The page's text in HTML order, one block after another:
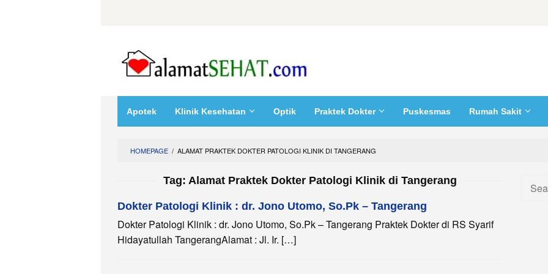
Apotek Klinik Kesehatan Optik Praktek Dokter Puskesmas Rumah Sakit
HOMEPAGE / ALAMAT PRAKTEK DOKTER PATOLOGI KLINIK DI TANGERANG
Tag: Alamat Praktek Dokter Patologi Klinik di Tangerang
Dokter Patologi Klinik : dr. Jono Utomo, So.Pk – Tangerang
Dokter Patologi Klinik : dr. Jono Utomo, So.Pk – Tangerang Praktek Dokter di RS Syarif
Hidayatullah TangerangAlamat : Jl. Ir. […]